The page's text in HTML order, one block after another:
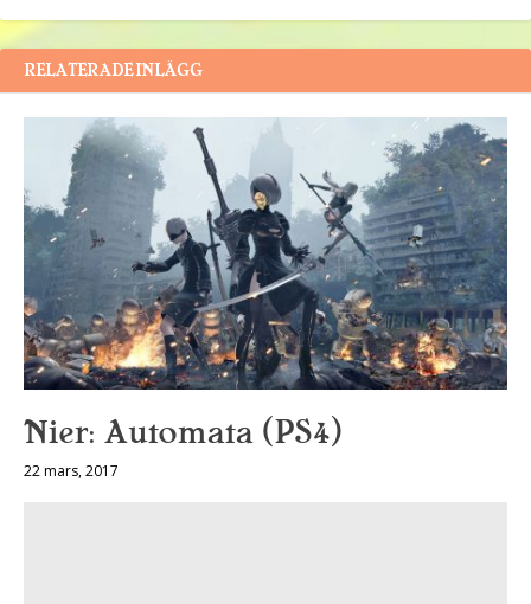
RELATERADE INLÄGG
Nier: Automata (PS4)
22 mars, 2017